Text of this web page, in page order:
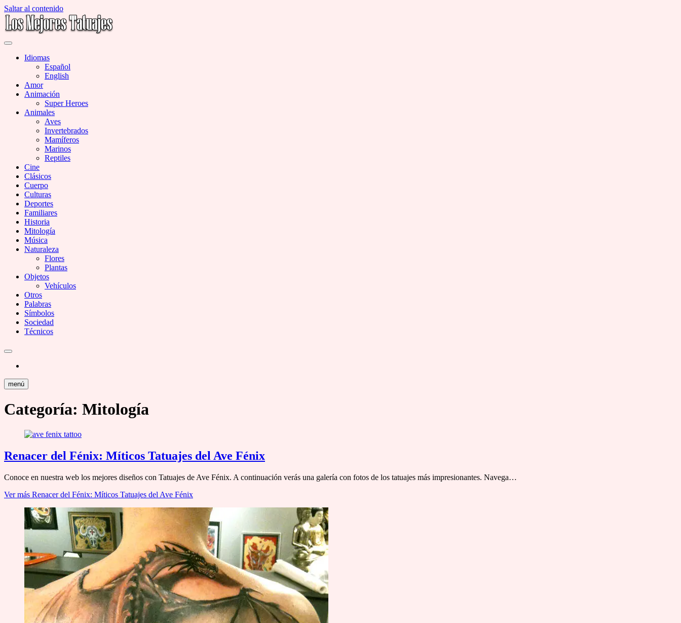
Saltar al contenido
Miles de Imágenes de Tatuajes en Galerías
Idiomas
Español
English
Amor
Animación
Super Heroes
Animales
Aves
Invertebrados
Mamíferos
Marinos
Reptiles
Cine
Clásicos
Cuerpo
Culturas
Deportes
Familiares
Historia
Mitología
Música
Naturaleza
Flores
Plantas
Objetos
Vehículos
Otros
Palabras
Símbolos
Sociedad
Técnicos
menú
Categoría: Mitología
Renacer del Fénix: Míticos Tatuajes del Ave Fénix
Conoce en nuestra web los mejores diseños con Tatuajes de Ave Fénix. A continuación verás una galería con fotos de los tatuajes más impresionantes. Navega…
Ver más Renacer del Fénix: Míticos Tatuajes del Ave Fénix